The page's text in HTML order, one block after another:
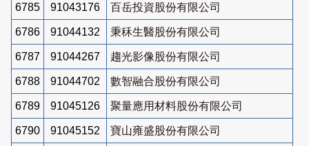
6785 91043176 百岳投資股份有限公司
6786 91044132 秉秝生醫股份有限公司
6787 91044267 趨光影像股份有限公司
6788 91044702 數智融合股份有限公司
6789 91045126 聚量應用材料股份有限公司
6790 91045152 寶山雍盛股份有限公司